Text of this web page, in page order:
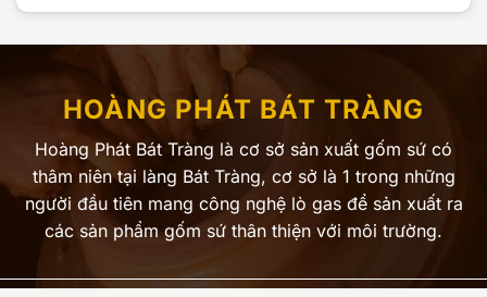
HOÀNG PHÁT BÁT TRÀNG
Hoàng Phát Bát Tràng là cơ sở sản xuất gốm sứ có
thâm niên tại làng Bát Tràng, cơ sở là 1 trong những
người đầu tiên mang công nghệ lò gas để sản xuất ra
các sản phẩm gốm sứ thân thiện với môi trường.